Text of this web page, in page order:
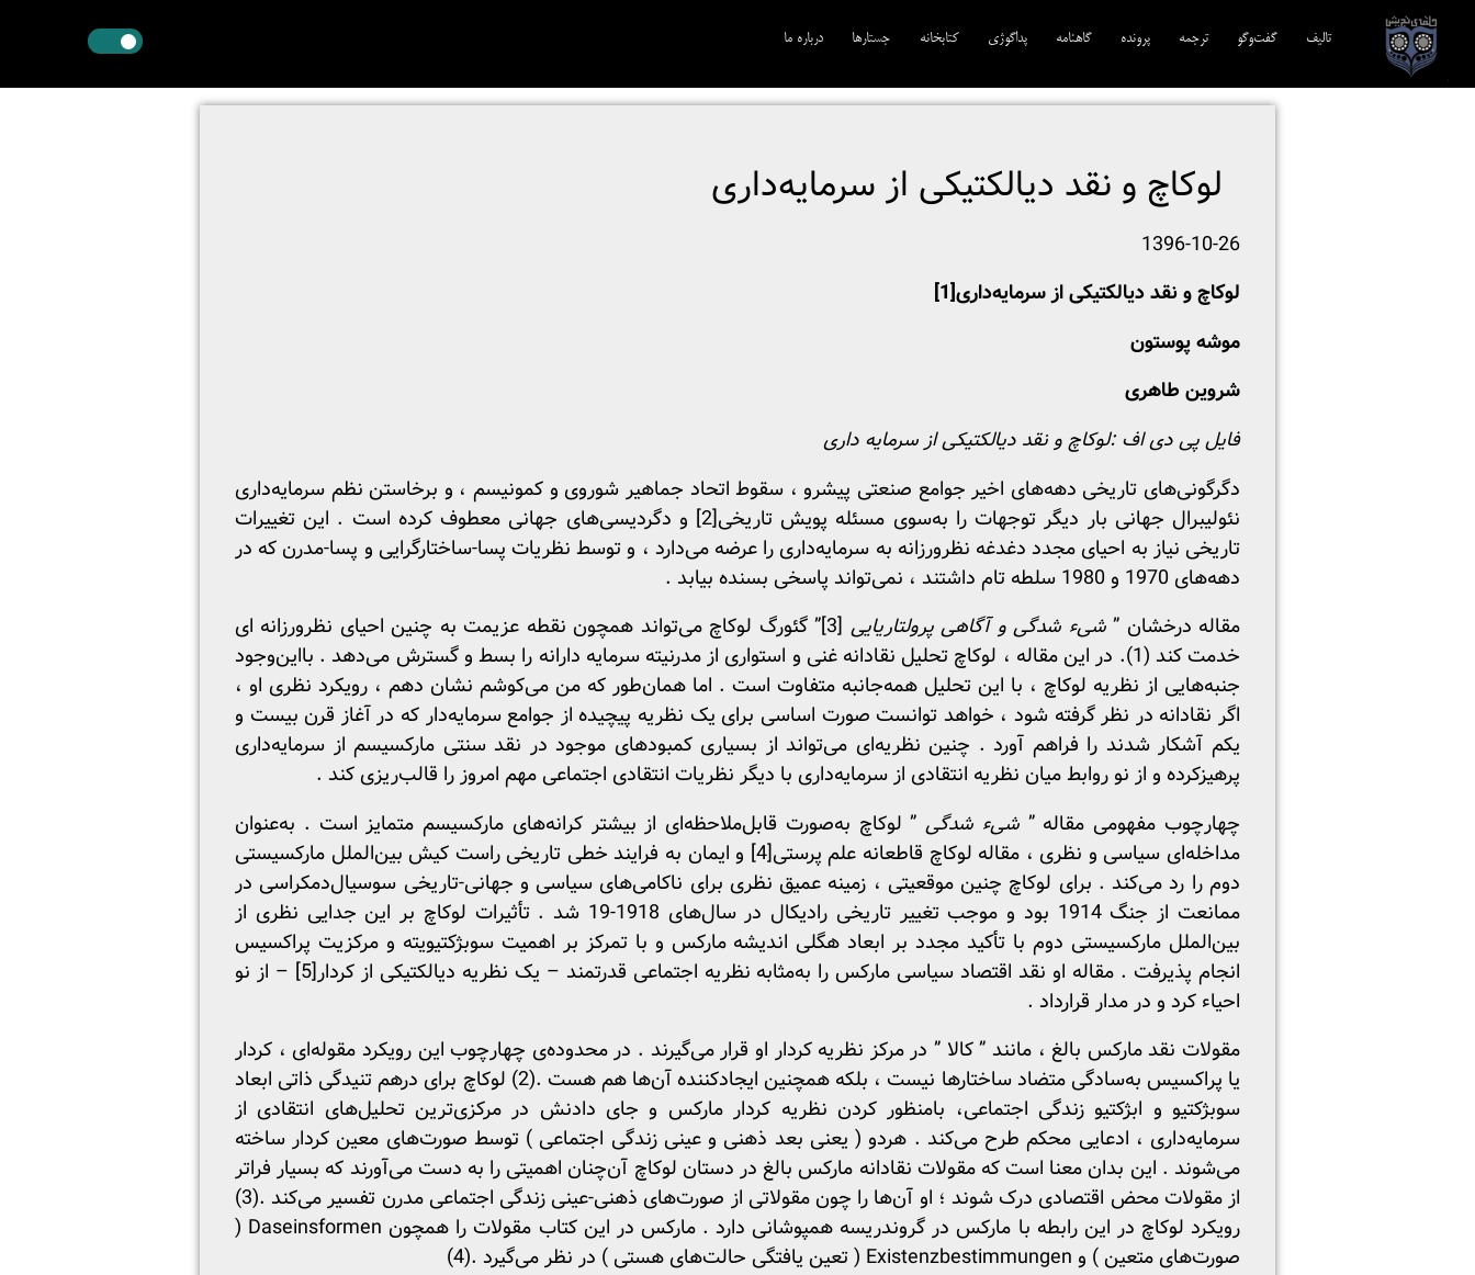
تالیف‎‌ گفت‌وگو ترجمه‌ پرونده گاهنامه پداگوژی کتابخانه جستارها درباره ما
لوکاچ و نقد دیالکتیکی از سرمایه‌داری
1396-10-26
لوکاچ و نقد دیالکتیکی از سرمایه‌داری[1]
موشه پوستون
شروین طاهری
فایل پی دی اف :لوکاچ و نقد دیالکتیکی از سرمایه داری
دگرگونی‌های تاریخی دهه‌های اخیر جوامع صنعتی پیشرو ، سقوط اتحاد جماهیر شوروی و کمونیسم ، و برخاستن نظم سرمایه‌داری
نئولیبرال جهانی بار دیگر توجهات را به‌سوی مسئله پویش تاریخی[2]
و دگردیسی‌های جهانی معطوف کرده است . این تغییرات
تاریخی نیاز به احیای مجدد دغدغه نظرورزانه به سرمایه‌داری را عرضه می‌دارد ، و توسط نظریات پسا-ساختارگرایی و پسا-مدرن که در
دهه‌های 1970 و 1980 سلطه تام داشتند ، نمی‌تواند پاسخی بسنده بیابد .
مقاله درخشان ”شیء شدگی و آگاهی پرولتاریایی [3] ” گئورگ لوکاچ می‌تواند همچون نقطه عزیمت به چنین احیای نظرورزانه ای
خدمت کند (1). در این مقاله ، لوکاچ تحلیل نقادانه غنی و استواری از مدرنیته سرمایه دارانه را بسط و گسترش می‌دهد . بااین‌وجود
جنبه‌هایی از نظریه لوکاچ ، با این تحلیل همه‌جانبه متفاوت است . اما همان‌طور که من می‌کوشم نشان دهم ، رویکرد نظری او ،
اگر نقادانه در نظر گرفته شود ، خواهد توانست صورت اساسی برای یک نظریه پیچیده از جوامع سرمایه‌دار که در آغاز قرن بیست و
یکم آشکار شدند را فراهم آورد . چنین نظریه‌ای می‌تواند از بسیاری کمبودهای موجود در نقد سنتی مارکسیسم از سرمایه‌داری
پرهیزکرده و از نو روابط میان نظریه انتقادی از سرمایه‌داری با دیگر نظریات انتقادی اجتماعی مهم امروز را قالب‌ریزی کند .
چهارچوب مفهومی مقاله ”شیء شدگی” لوکاچ به‌صورت قابل‌ملاحظه‌ای از بیشتر کرانه‌های مارکسیسم متمایز است . به‌عنوان
مداخله‌ای سیاسی و نظری ، مقاله لوکاچ قاطعانه علم پرستی[4]
و ایمان به فرایند خطی تاریخی راست کیش بین‌الملل مارکسیستی
دوم را رد می‌کند . برای لوکاچ چنین موقعیتی ، زمینه عمیق نظری برای ناکامی‌های سیاسی و جهانی-تاریخی سوسیال‌دمکراسی در
ممانعت از جنگ 1914 بود و موجب تغییر تاریخی رادیکال در سال‌های 1918-19 شد . تأثیرات لوکاچ بر این جدایی نظری از
بین‌الملل مارکسیستی دوم با تأکید مجدد بر ابعاد هگلی اندیشه مارکس و با تمرکز بر اهمیت سوبژکتیویته و مرکزیت پراکسیس
انجام پذیرفت . مقاله او نقد اقتصاد سیاسی مارکس را به‌مثابه نظریه اجتماعی قدرتمند – یک نظریه دیالکتیکی از کردار[5]
– از نو
احیاء کرد و در مدار قرارداد .
مقولات نقد مارکس بالغ ، مانند ” کالا ” در مرکز نظریه کردار او قرار می‌گیرند . در محدوده‌ی چهارچوب این رویکرد مقوله‌ای ، کردار
یا پراکسیس به‌سادگی متضاد ساختارها نیست ، بلکه همچنین ایجادکننده آن‌ها هم هست .(2) لوکاچ برای درهم تنیدگی ذاتی ابعاد
سوبژکتیو و ابژکتیو زندگی اجتماعی، بامنظور کردن نظریه کردار مارکس و جای دادنش در مرکزی‌ترین تحلیل‌های انتقادی از
سرمایه‌داری ، ادعایی محکم طرح می‌کند . هردو ( یعنی بعد ذهنی و عینی زندگی اجتماعی ) توسط صورت‌های معین کردار ساخته
می‌شوند . این بدان معنا است که مقولات نقادانه مارکس بالغ در دستان لوکاچ آن‌چنان اهمیتی را به دست می‌آورند که بسیار فراتر
از مقولات محض اقتصادی درک شوند ؛ او آن‌ها را چون مقولاتی از صورت‌های ذهنی-عینی زندگی اجتماعی مدرن تفسیر می‌کند .(3)
رویکرد لوکاچ در این رابطه با مارکس در گروندریسه همپوشانی دارد . مارکس در این کتاب مقولات را همچون Daseinsformen (
صورت‌های متعین ) و Existenzbestimmungen ( تعین یافتگی حالت‌های هستی ) در نظر می‌گیرد .(4)